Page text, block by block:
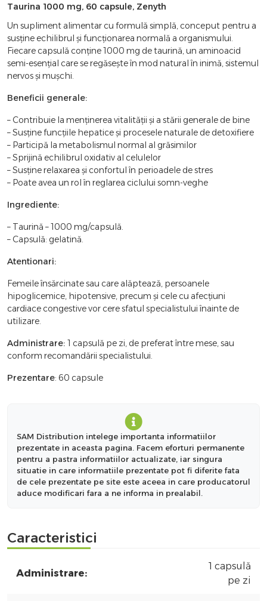
Taurina 1000 mg, 60 capsule, Zenyth
Un supliment alimentar cu formulă simplă, conceput pentru a
susține echilibrul și funcționarea normală a organismului.
Fiecare capsulă conține 1000 mg de taurină, un aminoacid
semi-esențial care se regăsește în mod natural în inimă, sistemul
nervos și mușchi.
Beneficii generale:
– Contribuie la menținerea vitalității și a stării generale de bine
– Susține funcțiile hepatice și procesele naturale de detoxifiere
– Participă la metabolismul normal al grăsimilor
– Sprijină echilibrul oxidativ al celulelor
– Susține relaxarea și confortul în perioadele de stres
– Poate avea un rol în reglarea ciclului somn-veghe
Ingrediente:
– Taurină – 1000 mg/capsulă.
– Capsulă: gelatină.
Atentionari:
Femeile însărcinate sau care alăptează, persoanele
hipoglicemice, hipotensive, precum și cele cu afecțiuni
cardiace congestive vor cere sfatul specialistului înainte de
utilizare.
Administrare: 1 capsulă pe zi, de preferat între mese, sau
conform recomandării specialistului.
Prezentare: 60 capsule
SAM Distribution intelege importanta informatiilor
prezentate in aceasta pagina. Facem eforturi permanente
pentru a pastra informatiilor actualizate, iar singura
situatie in care informatiile prezentate pot fi diferite fata
de cele prezentate pe site este aceea in care producatorul
aduce modificari fara a ne informa in prealabil.
Caracteristici
Administrare:
1 capsulă
pe zi